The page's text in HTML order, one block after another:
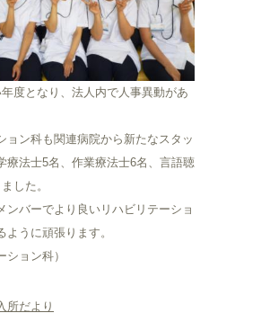
度となり、法人内で人事異動があ
ョン科も関連病院から新たなスタッ
療法士5名、作業療法士6名、言語聴
した。
ンバーでより良いリハビリテーショ
ように頑張ります。
ション科）
所だより